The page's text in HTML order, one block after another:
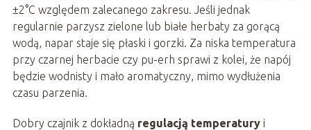
±2°C względem zalecanego zakresu. Jeśli jednak
regularnie parzysz zielone lub białe herbaty za gorącą
wodą, napar staje się płaski i gorzki. Za niska temperatura
przy czarnej herbacie czy pu-erh sprawi z kolei, że napój
będzie wodnisty i mało aromatyczny, mimo wydłużenia
czasu parzenia.
Dobry czajnik z dokładną regulacją temperaturyi